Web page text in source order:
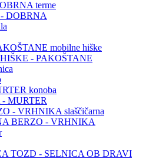
DOBRNA
- PAKOŠTANE
MURTER
BERZO - VRHNIKA